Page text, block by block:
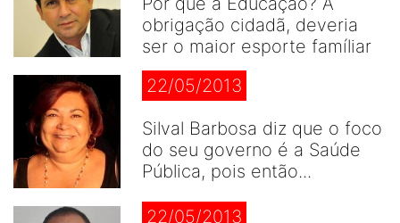
obrigação cidadã, deveria
ser o maior esporte famíliar
22/05/2013
Silval Barbosa diz que o foco
do seu governo é a Saúde
Pública, pois então...
22/05/2013